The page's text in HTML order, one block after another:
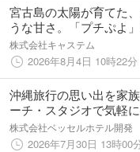
宮古島の太陽が育てた
うな甘さ。「プチぷよ
マトジュースを新発売
株式会社キャステム
2026年8月4日 10時22分
沖縄旅行の思い出を家
ーチ・スタジオで気軽
「ベレール」がベッセ
縄内に
株式会社ベッセルホテル開発
2026年7月30日 13時00